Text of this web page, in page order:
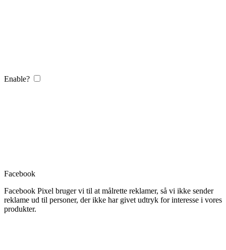
Enable?
Facebook
Facebook Pixel bruger vi til at målrette reklamer, så vi ikke sender
reklame ud til personer, der ikke har givet udtryk for interesse i vores
produkter.